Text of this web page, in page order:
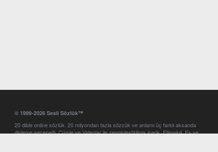
© 1999-2026 Sesli Sözlük™
20 dilde online sözlük. 20 milyondan fazla sözcük ve anlamı üç farklı aksanda
dinleme seçeneği. Cümle ve Videolar ile zenginleştirilmiş içerik. Etimoloji, Eş ve